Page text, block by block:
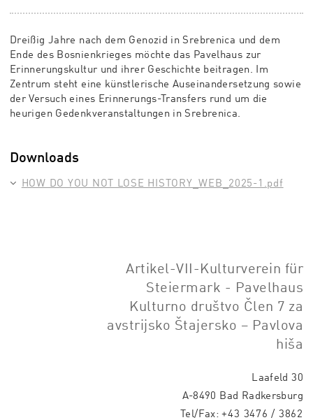
Dreißig Jahre nach dem Genozid in Srebrenica und dem
Ende des Bosnienkrieges möchte das Pavelhaus zur
Erinnerungskultur und ihrer Geschichte beitragen. Im
Zentrum steht eine künstlerische Auseinandersetzung sowie
der Versuch eines Erinnerungs-Transfers rund um die
heurigen Gedenkveranstaltungen in Srebrenica.
Downloads
HOW DO YOU NOT LOSE HISTORY_WEB_2025-1.pdf
Artikel-VII-Kulturverein für
Steiermark - Pavelhaus
Kulturno društvo Člen 7 za
avstrijsko Štajersko – Pavlova
hiša
Laafeld 30
A-8490 Bad Radkersburg
Tel/Fax:+43 3476 / 3862